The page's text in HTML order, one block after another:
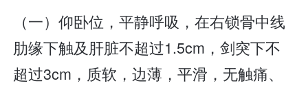
（一）仰卧位，平静呼吸，在右锁骨中线
肋缘下触及肝脏不超过1.5cm，剑突下不
超过3cm，质软，边薄，平滑，无触痛、